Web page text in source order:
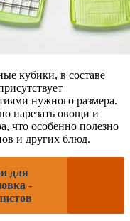
кубики, в составе
нужного размера.
нарезать овощи и
что особенно полезно
и других блюд.
для
-